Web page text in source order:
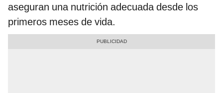
aseguran una nutrición adecuada desde los
primeros meses de vida.